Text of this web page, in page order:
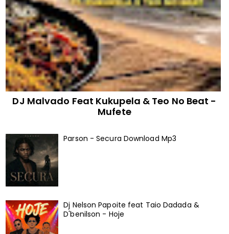
DJ Malvado Feat Kukupela & Teo No Beat -
Mufete
Parson - Secura Download Mp3
Dj Nelson Papoite feat Taio Dadada &
D'benilson - Hoje